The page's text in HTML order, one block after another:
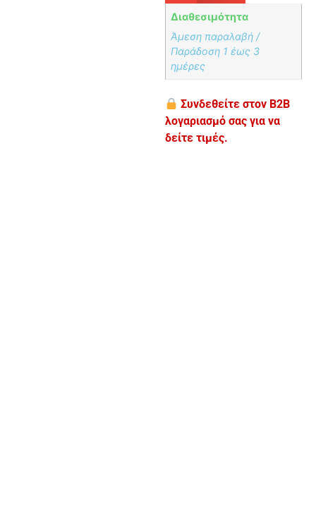
Διαθεσιμότητα
Άμεση παραλαβή /
Παράδoση 1 έως 3
ημέρες
Συνδεθείτε στον B2B
λογαριασμό σας για να
δείτε τιμές.